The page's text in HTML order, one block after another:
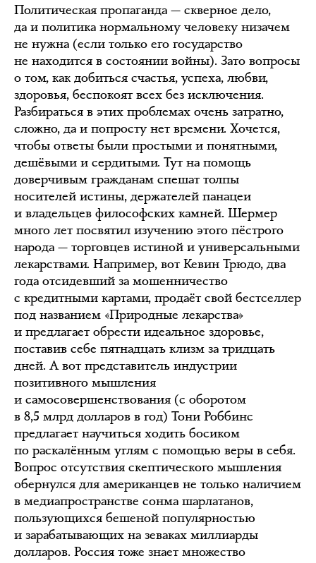
Политическая пропаганда — скверное дело,
да и политика нормальному человеку низачем
не нужна (если только его государство
не находится в состоянии войны). Зато вопросы
о том, как добиться счастья, успеха, любви,
здоровья, беспокоят всех без исключения.
Разбираться в этих проблемах очень затратно,
сложно, да и попросту нет времени. Хочется,
чтобы ответы были простыми и понятными,
дешёвыми и сердитыми. Тут на помощь
доверчивым гражданам спешат толпы
носителей истины, держателей панацеи
и владельцев философских камней. Шермер
много лет посвятил изучению этого пёстрого
народа — торговцев истиной и универсальными
лекарствами. Например, вот Кевин Трюдо, два
года отсидевший за мошенничество
с кредитными картами, продаёт свой бестселлер
под названием «Природные лекарства»
и предлагает обрести идеальное здоровье,
поставив себе пятнадцать клизм за тридцать
дней. А вот представитель индустрии
позитивного мышления
и самосовершенствования (с оборотом
в 8,5 млрд долларов в год) Тони Роббинс
предлагает научиться ходить босиком
по раскалённым углям с помощью веры в себя.
Вопрос отсутствия скептического мышления
обернулся для американцев не только наличием
в медиапространстве сонма шарлатанов,
пользующихся бешеной популярностью
и зарабатывающих на зеваках миллиарды
долларов. Россия тоже знает множество